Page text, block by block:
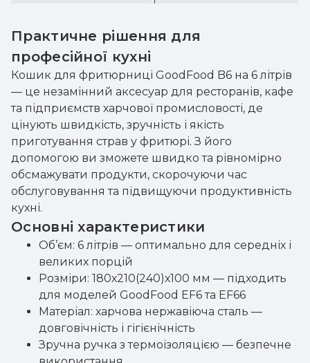
Практичне рішення для
професійної кухні
Кошик для фритюрниці GoodFood B6 на 6 літрів
— це незамінний аксесуар для ресторанів, кафе
та підприємств харчової промисловості, де
цінують швидкість, зручність і якість
приготування страв у фритюрі. З його
допомогою ви зможете швидко та рівномірно
обсмажувати продукти, скорочуючи час
обслуговування та підвищуючи продуктивність
кухні.
Основні характеристики
Об’єм: 6 літрів — оптимально для середніх і
великих порцій
Розміри: 180х210(240)х100 мм — підходить
для моделей GoodFood EF6 та EF66
Матеріал: харчова нержавіюча сталь —
довговічність і гігієнічність
Зручна ручка з термоізоляцією — безпечне